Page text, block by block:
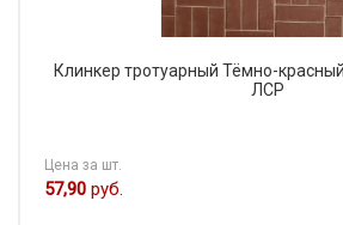
Клинкер тротуарный Тёмно-
ЛСР
Цена за шт.
57,90 руб.